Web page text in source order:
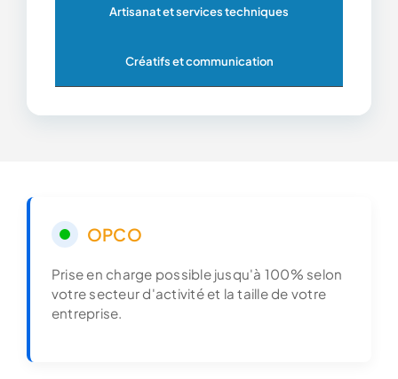
Artisanat et services techniques
Créatifs et communication
OPCO
Prise en charge possible jusqu'à 100% selon
votre secteur d'activité et la taille de votre
entreprise.